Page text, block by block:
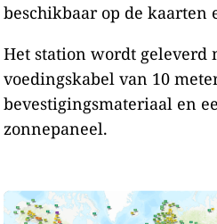
beschikbaar op de kaarten
Het station wordt geleverd
voedingskabel van 10
bevestigingsmateriaal en
zonnepaneel.